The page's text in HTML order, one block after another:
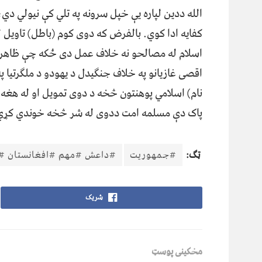
الله ددین لپاره یې خپل سرونه په تلي کې
کفایه ادا کوي. بالفرض که دوی کوم (باطل) تاویل
اسلام له مصالحو نه خلاف عمل دی ځکه چې
اقصی غازیانو په خلاف جنګیدل د یهودو د
نام) اسلامي پوهنتون څخه د دوی تمویل او له
پاک دې مسلمه امت ددوی له شر څخه خوندي
ټګ: #جمهوریت #داعش #مهم #افغانستان
شریک
مخکینی پوسټ